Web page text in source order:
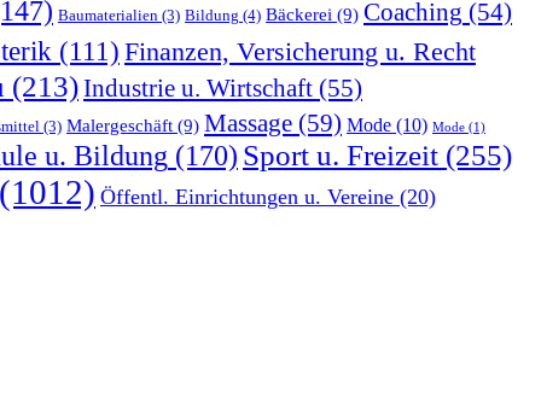
Baumaterialien (3) Bildung (4) Bäckerei (9) Coaching (54)
(111) Finanzen, Versicherung u. Recht
(213)Industrie u. Wirtschaft (55)
(3) Malergeschäft (9) Massage (59) Mode (10) Mode (1)
u. Bildung (170) Sport u. Freizeit (255)
(1012) Öffentl. Einrichtungen u. Vereine (20)